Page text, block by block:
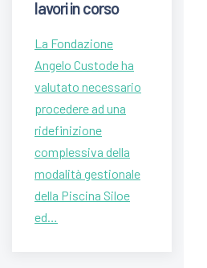
lavori in corso
La Fondazione
Angelo Custode ha
valutato necessario
procedere ad una
ridefinizione
complessiva della
modalità gestionale
della Piscina Siloe
ed…